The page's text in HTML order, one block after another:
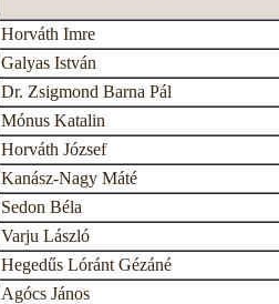
Horváth Imre
Galyas István
Dr. Zsigmond Barna Pál
Mónus Katalin
Horváth József
Kanász-Nagy Máté
Sedon Béla
Varju László
Hegedűs Lóránt Gézáné
Agócs János